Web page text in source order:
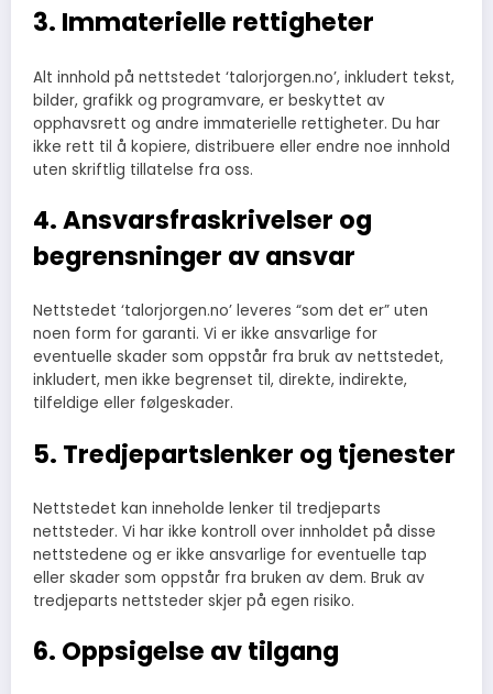
3. Immaterielle rettigheter
Alt innhold på nettstedet ‘talorjorgen.no’, inkludert tekst,
bilder, grafikk og programvare, er beskyttet av
opphavsrett og andre immaterielle rettigheter. Du har
ikke rett til å kopiere, distribuere eller endre noe innhold
uten skriftlig tillatelse fra oss.
4. Ansvarsfraskrivelser og
begrensninger av ansvar
Nettstedet ‘talorjorgen.no’ leveres “som det er” uten
noen form for garanti. Vi er ikke ansvarlige for
eventuelle skader som oppstår fra bruk av nettstedet,
inkludert, men ikke begrenset til, direkte, indirekte,
tilfeldige eller følgeskader.
5. Tredjepartslenker og tjenester
Nettstedet kan inneholde lenker til tredjeparts
nettsteder. Vi har ikke kontroll over innholdet på disse
nettstedene og er ikke ansvarlige for eventuelle tap
eller skader som oppstår fra bruken av dem. Bruk av
tredjeparts nettsteder skjer på egen risiko.
6. Oppsigelse av tilgang